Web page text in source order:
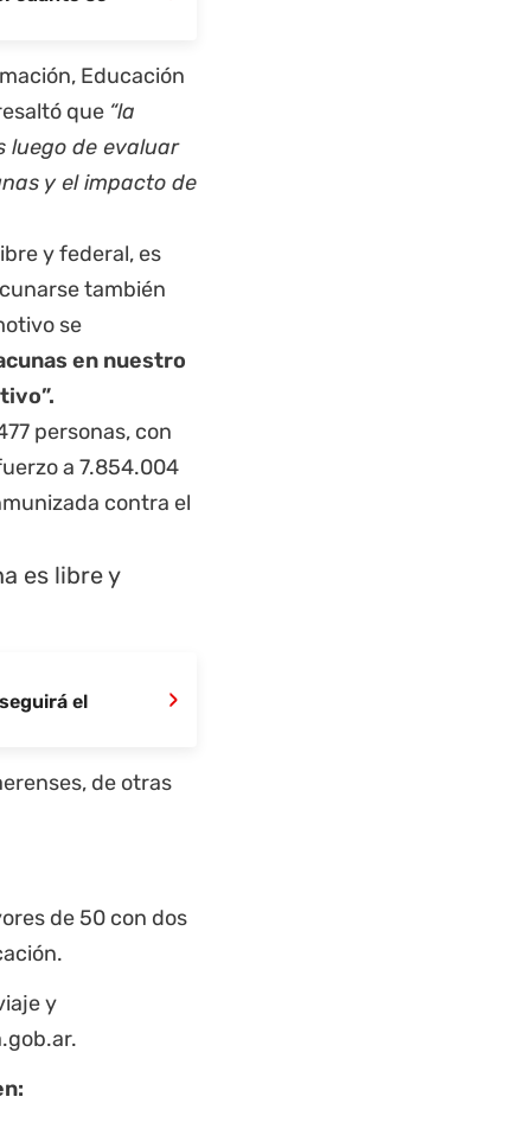
Educación
que “la
luego de evaluar
y el impacto de
y federal, es
también
se
en nuestro
personas, con
a 7.854.004
contra el
es libre y
el ›
de otras
de 50 con dos
y